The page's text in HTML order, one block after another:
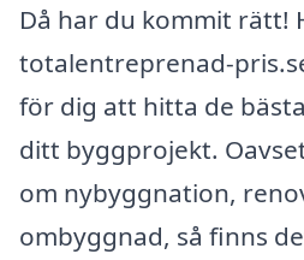
Då har du kommit rätt!
totalentreprenad-
för dig att hitta de
ditt byggprojekt.
om nybyggnation,
ombyggnad, så finns